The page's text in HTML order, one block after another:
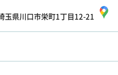
玉県川口市栄町1丁目12-21